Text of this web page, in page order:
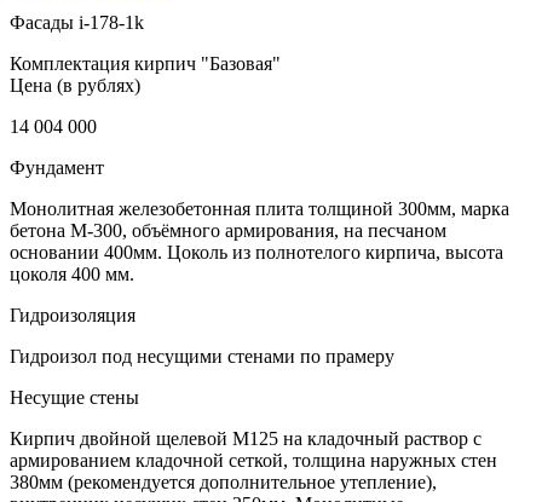
Фасады i-178-1k
Комплектация кирпич "Базовая"
Цена (в рублях)
14 004 000
Фундамент
Монолитная железобетонная плита толщиной 300мм, марка
бетона М-300, объёмного армирования, на песчаном
основании 400мм. Цоколь из полнотелого кирпича, высота
цоколя 400 мм.
Гидроизоляция
Гидроизол под несущими стенами по прамеру
Несущие стены
Кирпич двойной щелевой М125 на кладочный раствор с
армированием кладочной сеткой, толщина наружных стен
380мм (рекомендуется дополнительное утепление),